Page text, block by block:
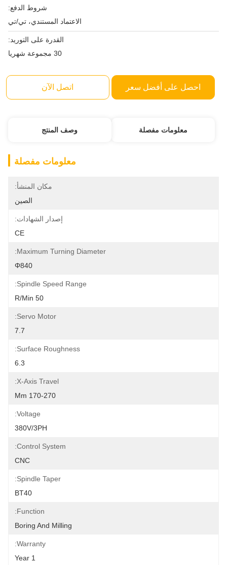
شروط الدفع:
الاعتماد المستندي، تي/تي
القدرة على التوريد:
احصل على أفضل سعر اتصل الآن
معلومات مفصلة وصف المنتج
معلومات مفصلة
مكان المنشأ:
الصين
إصدار الشهادات:
Maximum Turning Diameter:
Φ840
Spindle Speed Range:
Servo Motor:
Surface Roughness:
X-Axis Travel:
170-270 Mm
Voltage:
380V/3PH
Control System:
CNC
Spindle Taper:
BT40
Function:
Boring And Milling
Warranty: